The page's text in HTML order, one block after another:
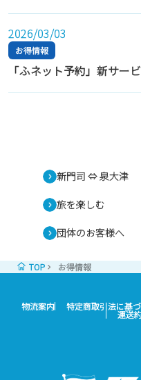
2026/03/03
お得情報
「ふネット予約」新サー
新門司 ⇔ 泉大津
旅を楽しむ
団体のお客様へ
TOP お得情報
物流案内 特定商取引法に基
運送